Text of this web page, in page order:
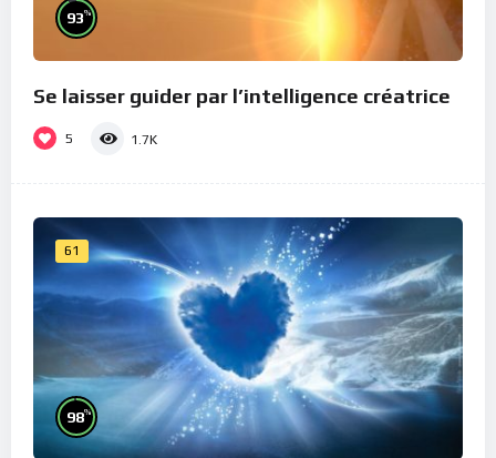
93%
Se laisser guider par l’intelligence créatrice
5 1.7K
61
98%